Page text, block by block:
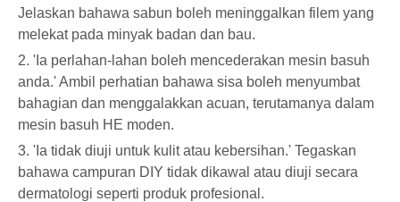
Jelaskan bahawa sabun boleh meninggalkan filem yang
melekat pada minyak badan dan bau.
2. 'Ia perlahan-lahan boleh mencederakan mesin basuh
anda.' Ambil perhatian bahawa sisa boleh menyumbat
bahagian dan menggalakkan acuan, terutamanya dalam
mesin basuh HE moden.
3. 'Ia tidak diuji untuk kulit atau kebersihan.' Tegaskan
bahawa campuran DIY tidak dikawal atau diuji secara
dermatologi seperti produk profesional.